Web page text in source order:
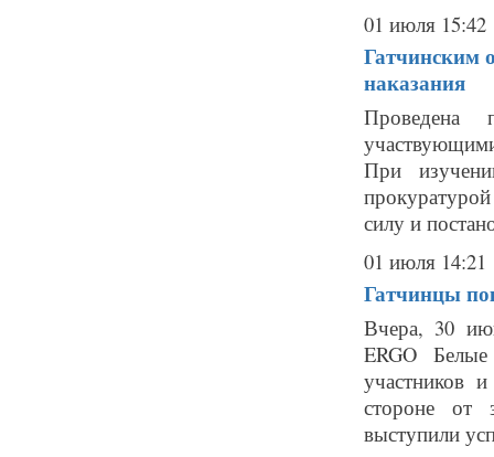
01 июля 15:42
Гатчинским
наказания
Проведена
При
силу и
01 июля 14:21
Гатчинцы
Вчера, 30
ERGO
участников
стороне от
выступили